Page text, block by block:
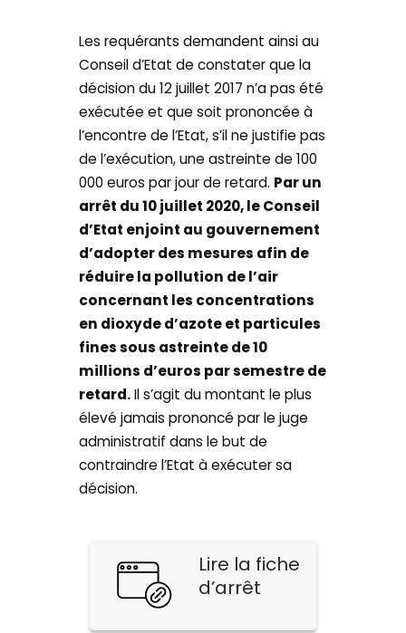
Les requérants demandent ainsi au
Conseil d’Etat de constater que la
décision du 12 juillet 2017 n’a pas été
exécutée et que soit prononcée à
l’encontre de l’Etat, s’il ne justifie pas
de l’exécution, une astreinte de 100
000 euros par jour de retard. Par un
arrêt du 10 juillet 2020, le Conseil
d’Etat enjoint au gouvernement
d’adopter des mesures afin de
réduire la pollution de l’air
concernant les concentrations
en dioxyde d’azote et particules
fines sous astreinte de 10
millions d’euros par semestre de
retard.Il s’agit du montant le plus
élevé jamais prononcé par le juge
administratif dans le but de
contraindre l’Etat à exécuter sa
décision.
Lire la fiche
d’arrêt